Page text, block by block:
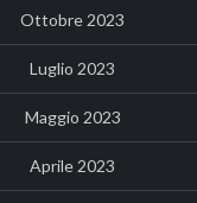
Ottobre 2023
Luglio 2023
Maggio 2023
Aprile 2023